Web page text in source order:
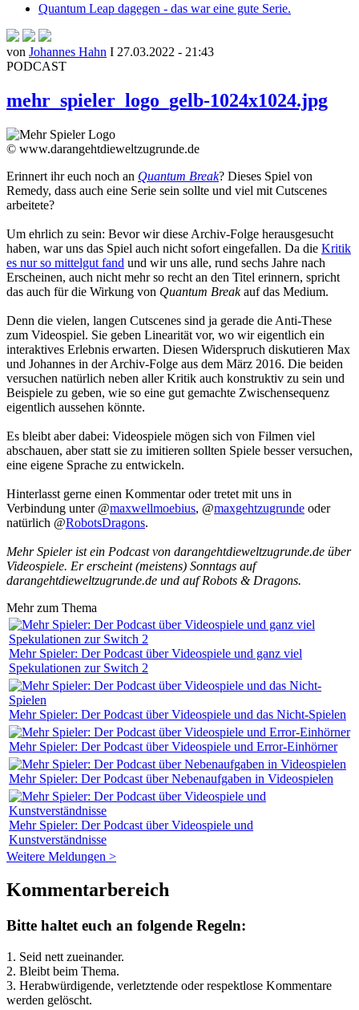
Quantum Leap dagegen - das war eine gute Serie.
von Johannes Hahn I 27.03.2022 - 21:43
PODCAST
mehr_spieler_logo_gelb-1024x1024.jpg
© www.darangehtdieweltzugrunde.de
Erinnert ihr euch noch an Quantum Break? Dieses Spiel von
Remedy, dass auch eine Serie sein sollte und viel mit Cutscenes
arbeitete?
Um ehrlich zu sein: Bevor wir diese Archiv-Folge herausgesucht
haben, war uns das Spiel auch nicht sofort eingefallen. Da die Kritik
es nur so mittelgut fand und wir uns alle, rund sechs Jahre nach
Erscheinen, auch nicht mehr so recht an den Titel erinnern, spricht
das auch für die Wirkung von Quantum Breakauf das Medium.
Denn die vielen, langen Cutscenes sind ja gerade die Anti-These
zum Videospiel. Sie geben Linearität vor, wo wir eigentlich ein
interaktives Erlebnis erwarten. Diesen Widerspruch diskutieren Max
und Johannes in der Archiv-Folge aus dem März 2016. Die beiden
versuchen natürlich neben aller Kritik auch konstruktiv zu sein und
Beispiele zu geben, wie so eine gut gemachte Zwischensequenz
eigentlich aussehen könnte.
Es bleibt aber dabei: Videospiele mögen sich von Filmen viel
abschauen, aber statt sie zu imitieren sollten Spiele besser versuchen,
eine eigene Sprache zu entwickeln.
Hinterlasst gerne einen Kommentar oder tretet mit uns in
Verbindung unter @maxwellmoebius, @maxgehtzugrunde oder
natürlich @RobotsDragons.
Mehr Spieler ist ein Podcast von darangehtdieweltzugrunde.de über
Videospiele. Er erscheint (meistens) Sonntags auf
darangehtdieweltzugrunde.de und auf Robots & Dragons.
Mehr zum Thema
Mehr Spieler: Der Podcast über Videospiele und ganz viel
Spekulationen zur Switch 2
Mehr Spieler: Der Podcast über Videospiele und das Nicht-Spielen
Mehr Spieler: Der Podcast über Videospiele und Error-Einhörner
Mehr Spieler: Der Podcast über Nebenaufgaben in Videospielen
Mehr Spieler: Der Podcast über Videospiele und
Kunstverständnisse
Weitere Meldungen >
Kommentarbereich
Bitte haltet euch an folgende Regeln:
1. Seid nett zueinander.
2. Bleibt beim Thema.
3. Herabwürdigende, verletztende oder respektlose Kommentare
werden gelöscht.